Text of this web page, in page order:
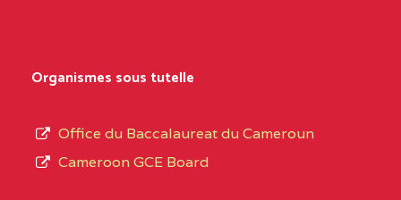
CENTRE
COLLEGE PRIVE LAIC
SAINT MICHEL
Organismes sous tutelle
Office du Baccalaureat du Cameroun
Cameroon GCE Board